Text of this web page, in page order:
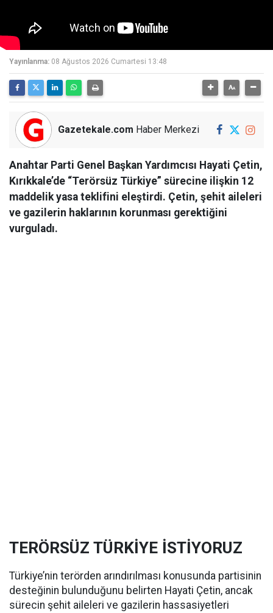
Yayınlanma: 08 Ağustos 2026 Cumartesi 13:48
Gazetekale.com Haber Merkezi
Anahtar Parti Genel Başkan Yardımcısı Hayati Çetin,
Kırıkkale’de “Terörsüz Türkiye” sürecine ilişkin 12
maddelik yasa teklifini eleştirdi. Çetin, şehit aileleri
ve gazilerin haklarının korunması gerektiğini
vurguladı.
TERÖRSÜZ TÜRKİYE İSTİYORUZ
Türkiye’nin terörden arındırılması konusunda partisinin
desteğinin bulunduğunu belirten Hayati Çetin, ancak
sürecin şehit aileleri ve gazilerin hassasiyetleri